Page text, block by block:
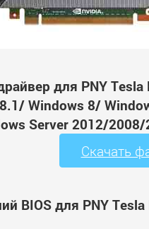
для PNY Tesla
Windows 8/
Server 2012/
Скачать
BIOS для PNY Tesla